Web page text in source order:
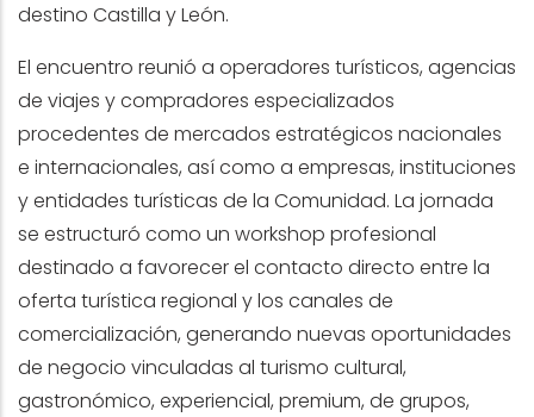
destino Castilla y León.
El encuentro reunió a operadores turísticos, agencias
de viajes y compradores especializados
procedentes de mercados estratégicos nacionales
e internacionales, así como a empresas, instituciones
y entidades turísticas de la Comunidad. La jornada
se estructuró como un workshop profesional
destinado a favorecer el contacto directo entre la
oferta turística regional y los canales de
comercialización, generando nuevas oportunidades
de negocio vinculadas al turismo cultural,
gastronómico, experiencial, premium, de grupos,